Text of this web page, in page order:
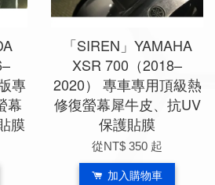
專
幕
膜
「SIREN」YAMAHA
XSR 700（2018–
2020） 專車專用頂級熱
修復螢幕犀牛皮、抗UV
保護貼膜
從NT$ 350 起
加入購物車